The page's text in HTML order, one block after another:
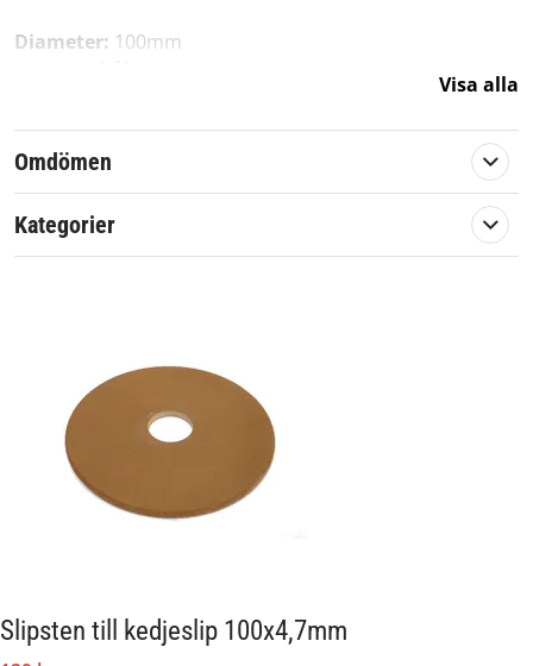
Diameter: 100mm
En eftermarknadsreservdel av hög kvalité.
Visa alla
Omdömen
Kategorier
Slipsten till kedjeslip 100x4,7mm